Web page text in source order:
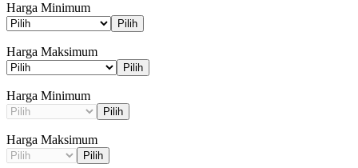
Harga Minimum
Pilih
Harga Maksimum
Pilih
Harga Minimum
Pilih
Harga Maksimum
Pilih